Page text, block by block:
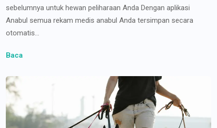
sebelumnya untuk hewan peliharaan Anda Dengan aplikasi
Anabul semua rekam medis anabul Anda tersimpan secara
otomatis...
Baca